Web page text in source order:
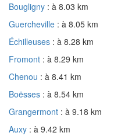
Bougligny : à 8.03 km
Guercheville : à 8.05 km
Échilleuses : à 8.28 km
Fromont : à 8.29 km
Chenou : à 8.41 km
Boësses : à 8.54 km
Grangermont : à 9.18 km
Auxy : à 9.42 km